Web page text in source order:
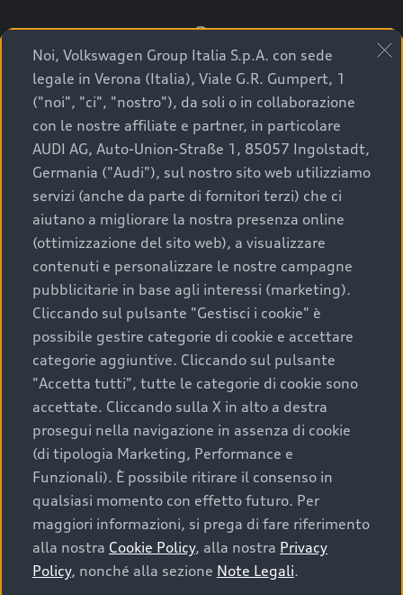
3
A breve verrai ricontattato dal Customer Care
Audi Center o direttamente dal Concessionario
che ti supporterà per finalizzare la tua richiesta.
La qualità di acquistare
un’auto usata Audi
Scegliere un’auto usata è una decisione che coniuga
convenienza, affidabilità e sostenibilità. Per fare un
acquisto sicuro, è essenziale considerare aspetti
determinanti come la garanzia inclusa e l’affidabilità del
marchio. Audi offre l’auto usata perfetta tramite Audi
Prima Scelta :plus
Cosa sapere prima di
acquistare la tua prossima
auto
Noi, Volkswagen Group Italia S.p.A. con sede
legale in Verona (Italia), Viale G.R. Gumpert, 1
("noi", "ci", "nostro"), da soli o in collaborazione
con le nostre affiliate e partner, in particolare
AUDI AG, Auto-Union-Straße 1, 85057 Ingolstadt,
Germania ("Audi"), sul nostro sito web utilizziamo
servizi (anche da parte di fornitori terzi) che ci
aiutano a migliorare la nostra presenza online
(ottimizzazione del sito web), a visualizzare
contenuti e personalizzare le nostre campagne
pubblicitarie in base agli interessi (marketing).
Cliccando sul pulsante "Gestisci i cookie" è
possibile gestire categorie di cookie e accettare
categorie aggiuntive. Cliccando sul pulsante
"Accetta tutti", tutte le categorie di cookie sono
accettate. Cliccando sulla X in alto a destra
prosegui nella navigazione in assenza di cookie
(di tipologia Marketing, Performance e
Funzionali). È possibile ritirare il consenso in
qualsiasi momento con effetto futuro. Per
maggiori informazioni, si prega di fare riferimento
alla nostra Cookie Policy, alla nostra Privacy
Policy, nonché alla sezione Note Legali.